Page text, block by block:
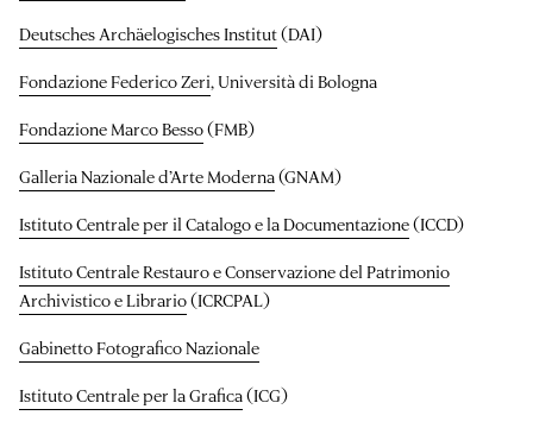
Deutsches Archäelogisches Institut(DAI)
Fondazione Federico Zeri, Università di Bologna
Fondazione Marco Besso(FMB)
Galleria Nazionale d’Arte Moderna(GNAM)
Istituto Centrale per il Catalogo e la Documentazione(ICCD)
Istituto Centrale Restauro e Conservazione del Patrimonio
Archivistico e Librario(ICRCPAL)
Gabinetto Fotografico Nazionale
Istituto Centrale per la Grafica(ICG)